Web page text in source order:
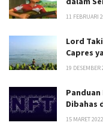
11 FEBRUARI
Lord
Capres
19 DESEMBER
Dibahas
15 MARET 2022